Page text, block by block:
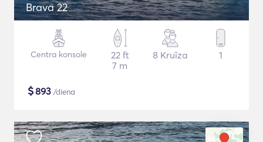
Brava 22
Centra konsole
22 ft
7 m
8 Kruīza 1
$893 /diena